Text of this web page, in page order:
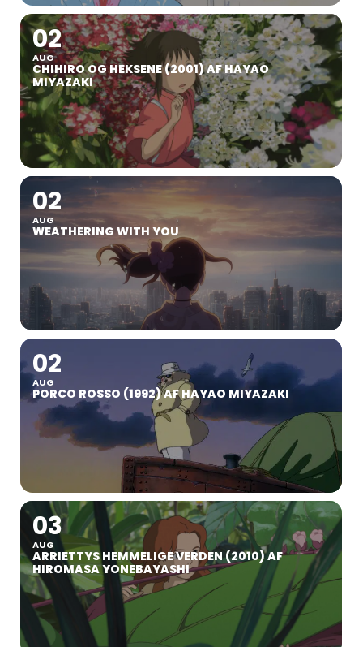
02
AUG
CHIHIRO OG HEKSENE (2001) AF HAYAO
MIYAZAKI
02
AUG
WEATHERING WITH YOU
02
AUG
PORCO ROSSO (1992) AF HAYAO MIYAZAKI
03
AUG
ARRIETTYS HEMMELIGE VERDEN (2010) AF
HIROMASA YONEBAYASHI